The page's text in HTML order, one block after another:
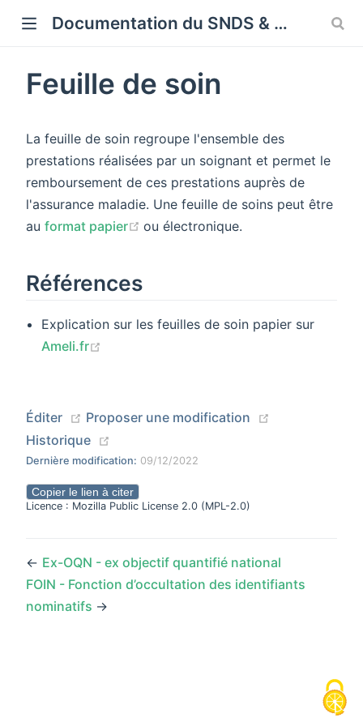
Documentation du SNDS & SNDS OMOP
Feuille de soin
La feuille de soin regroupe l'ensemble des
prestations réalisées par un soignant et permet le
remboursement de ces prestations auprès de
l'assurance maladie. Une feuille de soins peut être
au format papier (opens new window)
ou électronique.
Références
Explication sur les feuilles de soin papier sur
Ameli.fr
Éditer (opens new window)
Proposer une modification
Historique
Dernière modification: 09/12/2022
Copier le lien à citer
Licence : Mozilla Public License 2.0 (MPL-2.0)
← Ex-OQN - ex objectif quantifié national
FOIN - Fonction d’occultation des identifiants
nominatifs →